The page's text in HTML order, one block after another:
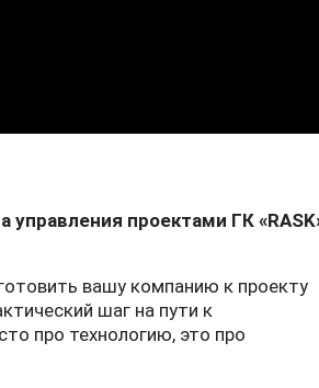
проектами ГК
вашу компанию к проекту
шаг на пути к
про технологию, это про